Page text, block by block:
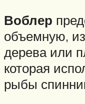
Воблер
объемную,
дерева или
которая
рыбы